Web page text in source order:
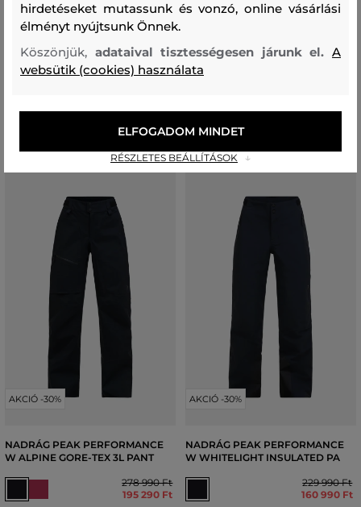
NADRÁG PEAK PERFORMANCE
W ICONIQ PANTS
58 990 Ft
L, XL
W ALPINE GORE-TEX 3L PANT
XS, S, M, XL
AKCIÓ -30%
NADRÁG PEAK PERFORMANCE
W ALPINE GORE-TEX 3L PANT
278 990 Ft
195 290 Ft
AKCIÓ -30%
NADRÁG PEAK PERFORMANCE
W WHITELIGHT INSULATED PA
229 990 Ft
160 990 Ft
hirdetéseket mutassunk és vonzó, online vásárlási
élményt nyújtsunk Önnek.
Köszönjük, adataival tisztességesen járunk el.A
websütik (cookies) használata
RÉSZLETES BEÁLLÍTÁSOK
ELFOGADOM MINDET